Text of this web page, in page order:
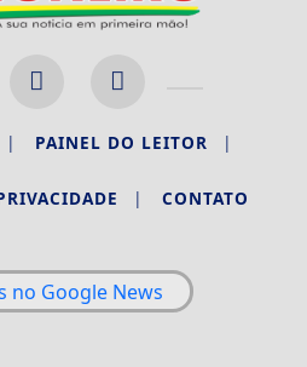
| PAINEL DO LEITOR |
| CONTATO